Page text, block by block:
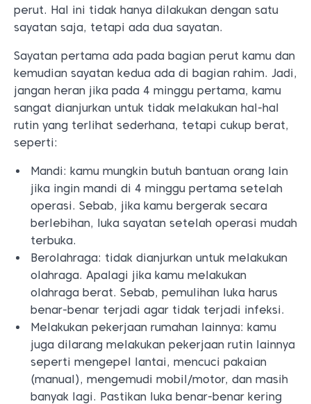
perut. Hal ini tidak hanya dilakukan dengan satu
sayatan saja, tetapi ada dua sayatan.
Sayatan pertama ada pada bagian perut kamu dan
kemudian sayatan kedua ada di bagian rahim. Jadi,
jangan heran jika pada 4 minggu pertama, kamu
sangat dianjurkan untuk tidak melakukan hal-hal
rutin yang terlihat sederhana, tetapi cukup berat,
seperti:
Mandi: kamu mungkin butuh bantuan orang lain
jika ingin mandi di 4 minggu pertama setelah
operasi. Sebab, jika kamu bergerak secara
berlebihan, luka sayatan setelah operasi mudah
terbuka.
Berolahraga: tidak dianjurkan untuk melakukan
olahraga. Apalagi jika kamu melakukan
olahraga berat. Sebab, pemulihan luka harus
benar-benar terjadi agar tidak terjadi infeksi.
Melakukan pekerjaan rumahan lainnya: kamu
juga dilarang melakukan pekerjaan rutin lainnya
seperti mengepel lantai, mencuci pakaian
(manual), mengemudi mobil/motor, dan masih
banyak lagi. Pastikan luka benar-benar kering